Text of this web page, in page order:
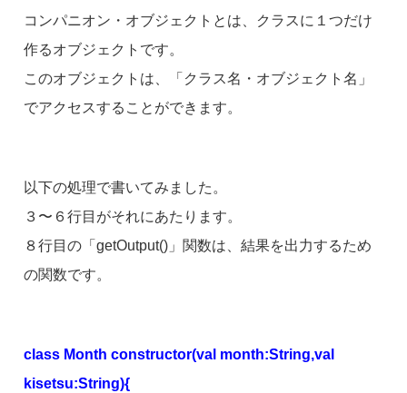
コンパニオン・オブジェクトとは、クラスに１つだけ
作るオブジェクトです。
このオブジェクトは、「クラス名・オブジェクト名」
でアクセスすることができます。
以下の処理で書いてみました。
３〜６行目がそれにあたります。
８行目の「getOutput()」関数は、結果を出力するため
の関数です。
class Month constructor(val month:String,val
kisetsu:String){